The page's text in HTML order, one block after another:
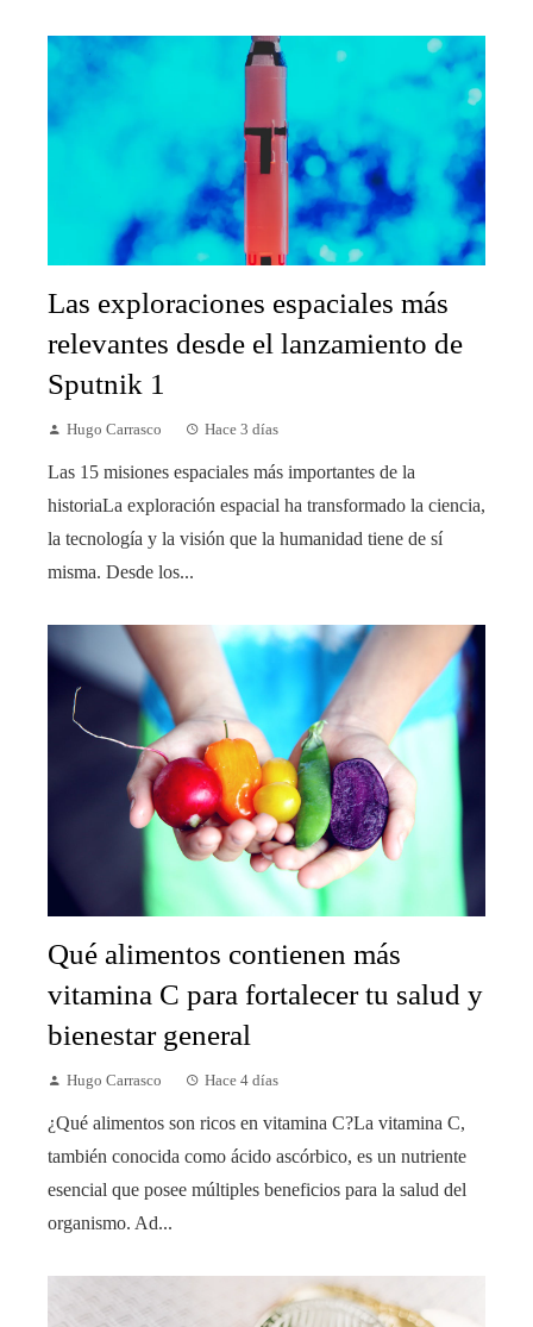
Las exploraciones espaciales más
relevantes desde el lanzamiento de
Sputnik 1
Hugo Carrasco Hace 3 días
Las 15 misiones espaciales más importantes de la
historiaLa exploración espacial ha transformado la ciencia,
la tecnología y la visión que la humanidad tiene de sí
misma. Desde los...
Qué alimentos contienen más
vitamina C para fortalecer tu salud y
bienestar general
Hugo Carrasco Hace 4 días
¿Qué alimentos son ricos en vitamina C?La vitamina C,
también conocida como ácido ascórbico, es un nutriente
esencial que posee múltiples beneficios para la salud del
organismo. Ad...